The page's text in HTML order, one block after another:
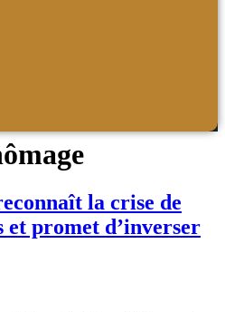
la crise de
et promet d’inverser